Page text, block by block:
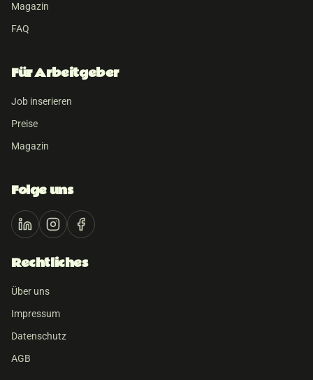
Magazin
FAQ
Für Arbeitgeber
Job inserieren
Preise
Magazin
Folge uns
Rechtliches
Über uns
Impressum
Datenschutz
AGB